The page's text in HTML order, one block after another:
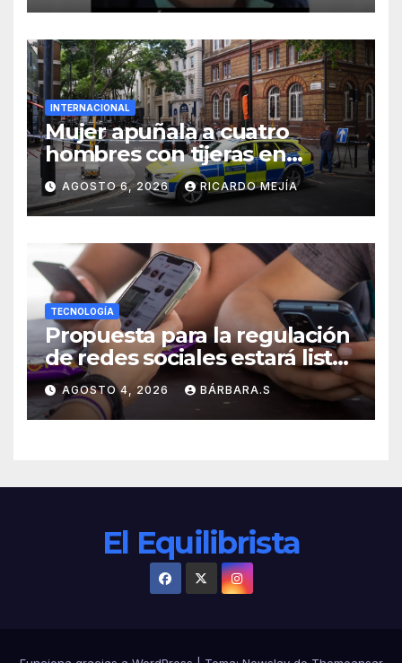
INTERNACIONAL
Mujer apuñala a cuatro
hombres con tijeras en
Londres: «Es una persona sin
hogar»
AGOSTO 6, 2026 RICARDO MEJÍA
TECNOLOGÍA
Propuesta para la regulación
de redes sociales estará lista
a finales de agosto:
Sheinbaum
AGOSTO 4, 2026 BÁRBARA.S
El Equilibrista